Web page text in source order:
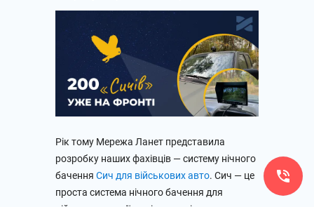
Рік тому Мережа Ланет представила
розробку наших фахівців — систему нічного
бачення Сич для військових авто. Сич — це
проста система нічного бачення для